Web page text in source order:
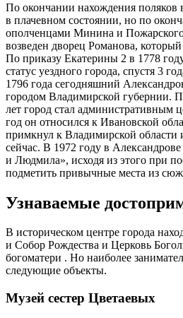
По окончании нахождения поляков
в плачевном состоянии, но по
ополченцами Минина и
возведен дворец Романова,
По приказу Екатерины 2 в 1778
статус уездного города, спустя 3
1796 года сегодняшний
городом Владимирской губернии.
лет город стал административным
год он относился к Ивановской
примкнул к Владимирской области и
сейчас. В 1972 году в
и Людмила», исходя из этого при
подметить привычные места из
Узнаваемые
В историческом центре города
и Собор Рождества и Церковь
богоматери . Но наиболее
следующие объекты.
Музей сестер Цветаевых